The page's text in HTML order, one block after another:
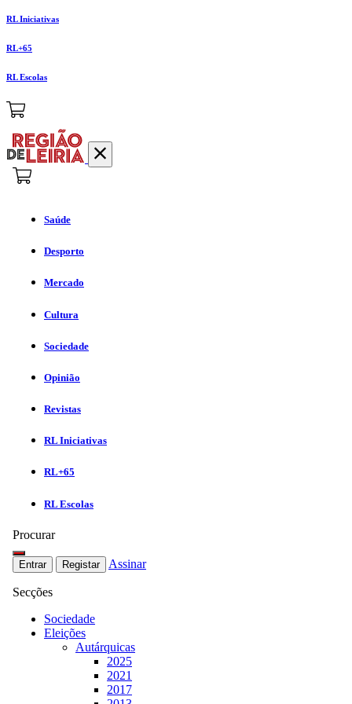
RL Iniciativas
RL+65
RL Escolas
Saúde
Desporto
Mercado
Cultura
Sociedade
Opinião
Revistas
RL Iniciativas
RL+65
RL Escolas
Procurar
Entrar Registar Assinar
Secções
Sociedade
Eleições
Autárquicas
2025
2021
2017